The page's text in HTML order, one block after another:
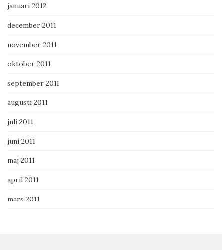
januari 2012
december 2011
november 2011
oktober 2011
september 2011
augusti 2011
juli 2011
juni 2011
maj 2011
april 2011
mars 2011